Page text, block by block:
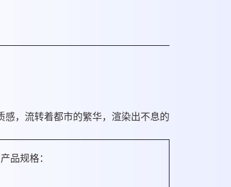
感，流转着都市的繁华，渲染出不息的
产品规格：